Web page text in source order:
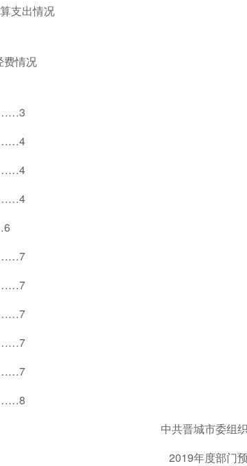
支出情况
费情况
中共晋城市委组织
2019年度部门预